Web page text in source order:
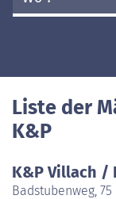
Liste der
K&P
K&P Villach /
Badstubenweg,